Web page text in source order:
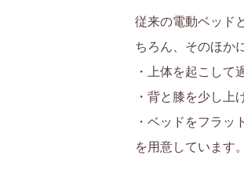
従来の電動ベッド
ちろん、そのほか
・上体を起こして
・背と膝を少し上
・ベッドをフラッ
を用意しています。